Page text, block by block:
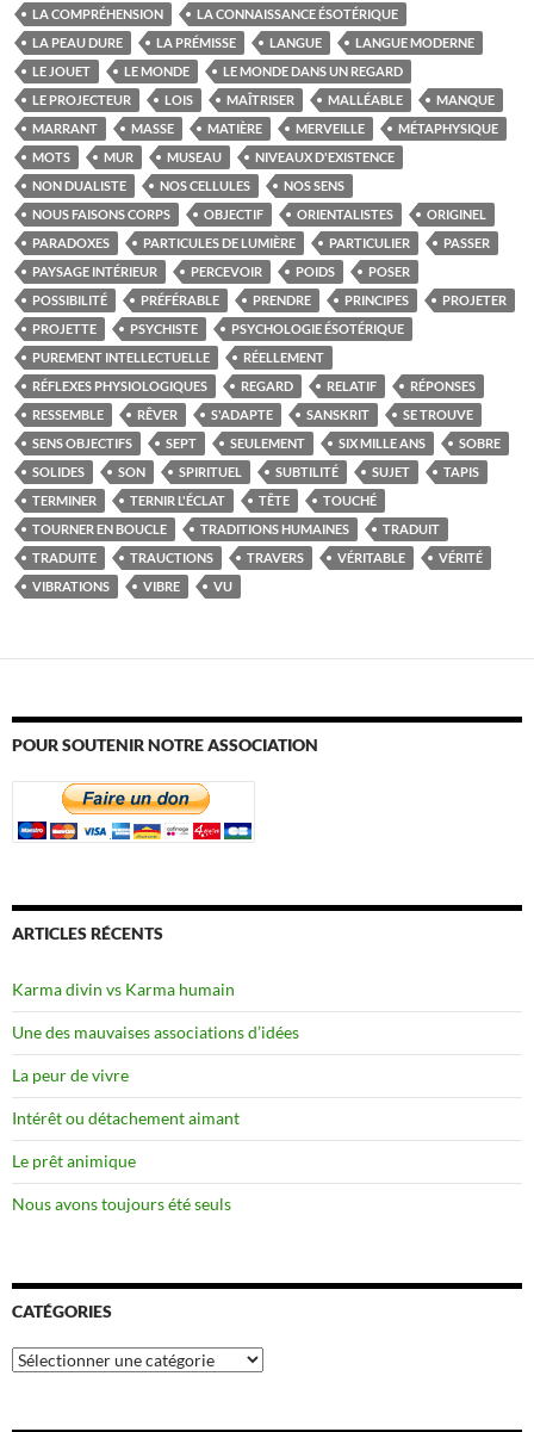
LA COMPRÉHENSION
LA CONNAISSANCE ÉSOTÉRIQUE
LA PEAU DURE
LA PRÉMISSE LANGUE
LANGUE MODERNE
LE JOUET
LE MONDE
LE MONDE DANS UN REGARD
LE PROJECTEUR
LOIS MAÎTRISER MALLÉABLE
MANQUE
MARRANT
MASSE MATIÈRE MERVEILLE
MÉTAPHYSIQUE
MOTS
MUR MUSEAU
NIVEAUX D'EXISTENCE
NON DUALISTE
NOS CELLULES
NOS SENS
NOUS FAISONS CORPS
OBJECTIF ORIENTALISTES
ORIGINEL
PARADOXES
PARTICULES DE LUMIÈRE PARTICULIER
PASSER
PAYSAGE INTÉRIEUR
PERCEVOIR POIDS
POSER
POSSIBILITÉ
PRÉFÉRABLE PRENDRE PRINCIPES
PROJETER
PROJETTE
PSYCHISTE
PSYCHOLOGIE ÉSOTÉRIQUE
PUREMENT INTELLECTUELLE
RÉELLEMENT
RÉFLEXES PHYSIOLOGIQUES
REGARD RELATIF
RÉPONSES
RESSEMBLE
RÊVER S'ADAPTE SANSKRIT
SE TROUVE
SENS OBJECTIFS
SEPT SEULEMENT SIX MILLE ANS
SOBRE
SOLIDES
SON SPIRITUEL SUBTILITÉ SUJET
TAPIS
TERMINER
TERNIR L'ÉCLAT TÊTE
TOUCHÉ
TOURNER EN BOUCLE
TRADITIONS HUMAINES
TRADUIT
TRADUITE
TRAUCTIONS TRAVERS VÉRITABLE
VÉRITÉ
VIBRATIONS
VIBRE VU
POUR SOUTENIR NOTRE ASSOCIATION
ARTICLES RÉCENTS
Karma divin vs Karma humain
Une des mauvaises associations d’idées
La peur de vivre
Intérêt ou détachement aimant
Le prêt animique
Nous avons toujours été seuls
CATÉGORIES
Catégories